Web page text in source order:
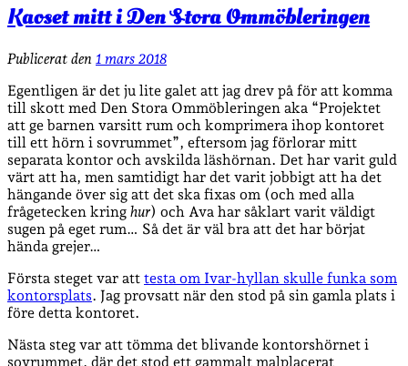
Kaoset mitt i Den Stora Ommöbleringen
Publicerat den 1 mars 2018
Egentligen är det ju lite galet att jag drev på för att komma
till skott med Den Stora Ommöbleringen aka “Projektet
att ge barnen varsitt rum och komprimera ihop kontoret
till ett hörn i sovrummet”, eftersom jag förlorar mitt
separata kontor och avskilda läshörnan. Det har varit guld
värt att ha, men samtidigt har det varit jobbigt att ha det
hängande över sig att det ska fixas om (och med alla
frågetecken kring hur) och Ava har såklart varit väldigt
sugen på eget rum… Så det är väl bra att det har börjat
hända grejer…
Första steget var att testa om Ivar-hyllan skulle funka som
kontorsplats. Jag provsatt när den stod på sin gamla plats i
före detta kontoret.
Nästa steg var att tömma det blivande kontorshörnet i
sovrummet, där det stod ett gammalt malplacerat